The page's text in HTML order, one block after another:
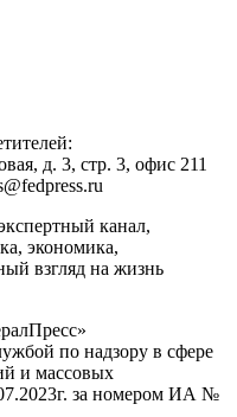
д. 3, стр. 3, офис 211
канал,
экономика,
взгляд на жизнь
по надзору в сфере
и массовых
за номером ИА №